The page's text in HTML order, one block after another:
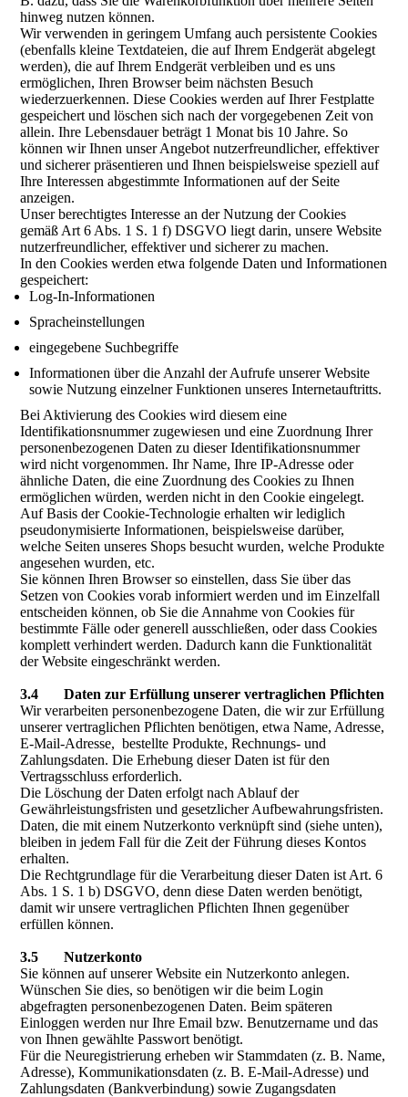
hinweg nutzen können.
Wir verwenden in geringem Umfang auch persistente Cookies
(ebenfalls kleine Textdateien, die auf Ihrem Endgerät abgelegt
werden), die auf Ihrem Endgerät verbleiben und es uns
ermöglichen, Ihren Browser beim nächsten Besuch
wiederzuerkennen. Diese Cookies werden auf Ihrer Festplatte
gespeichert und löschen sich nach der vorgegebenen Zeit von
allein. Ihre Lebensdauer beträgt 1 Monat bis 10 Jahre. So
können wir Ihnen unser Angebot nutzerfreundlicher, effektiver
und sicherer präsentieren und Ihnen beispielsweise speziell auf
Ihre Interessen abgestimmte Informationen auf der Seite
anzeigen.
Unser berechtigtes Interesse an der Nutzung der Cookies
gemäß Art 6 Abs. 1 S. 1 f) DSGVO liegt darin, unsere Website
nutzerfreundlicher, effektiver und sicherer zu machen.
In den Cookies werden etwa folgende Daten und Informationen
gespeichert:
Log-In-Informationen
Spracheinstellungen
eingegebene Suchbegriffe
Informationen über die Anzahl der Aufrufe unserer Website
sowie Nutzung einzelner Funktionen unseres Internetauftritts.
Bei Aktivierung des Cookies wird diesem eine
Identifikationsnummer zugewiesen und eine Zuordnung Ihrer
personenbezogenen Daten zu dieser Identifikationsnummer
wird nicht vorgenommen. Ihr Name, Ihre IP-Adresse oder
ähnliche Daten, die eine Zuordnung des Cookies zu Ihnen
ermöglichen würden, werden nicht in den Cookie eingelegt.
Auf Basis der Cookie-Technologie erhalten wir lediglich
pseudonymisierte Informationen, beispielsweise darüber,
welche Seiten unseres Shops besucht wurden, welche Produkte
angesehen wurden, etc.
Sie können Ihren Browser so einstellen, dass Sie über das
Setzen von Cookies vorab informiert werden und im Einzelfall
entscheiden können, ob Sie die Annahme von Cookies für
bestimmte Fälle oder generell ausschließen, oder dass Cookies
komplett verhindert werden. Dadurch kann die Funktionalität
der Website eingeschränkt werden.
3.4 Daten zur Erfüllung unserer vertraglichen Pflichten
Wir verarbeiten personenbezogene Daten, die wir zur Erfüllung
unserer vertraglichen Pflichten benötigen, etwa Name, Adresse,
E-Mail-Adresse, bestellte Produkte, Rechnungs- und
Zahlungsdaten. Die Erhebung dieser Daten ist für den
Vertragsschluss erforderlich.
Die Löschung der Daten erfolgt nach Ablauf der
Gewährleistungsfristen und gesetzlicher Aufbewahrungsfristen.
Daten, die mit einem Nutzerkonto verknüpft sind (siehe unten),
bleiben in jedem Fall für die Zeit der Führung dieses Kontos
erhalten.
Die Rechtgrundlage für die Verarbeitung dieser Daten ist Art. 6
Abs. 1 S. 1 b) DSGVO, denn diese Daten werden benötigt,
damit wir unsere vertraglichen Pflichten Ihnen gegenüber
erfüllen können.
3.5 Nutzerkonto
Sie können auf unserer Website ein Nutzerkonto anlegen.
Wünschen Sie dies, so benötigen wir die beim Login
abgefragten personenbezogenen Daten. Beim späteren
Einloggen werden nur Ihre Email bzw. Benutzername und das
von Ihnen gewählte Passwort benötigt.
Für die Neuregistrierung erheben wir Stammdaten (z. B. Name,
Adresse), Kommunikationsdaten (z. B. E-Mail-Adresse) und
Zahlungsdaten (Bankverbindung) sowie Zugangsdaten